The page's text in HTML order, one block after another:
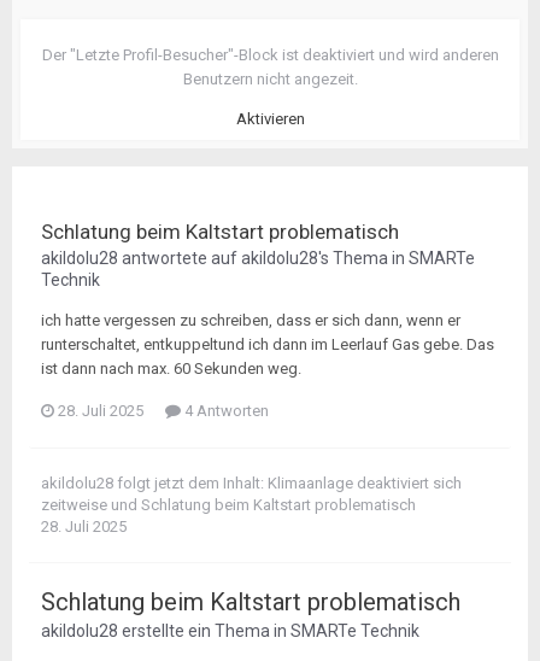
Der "Letzte Profil-Besucher"-Block ist deaktiviert und wird anderen
Benutzern nicht angezeit.
Aktivieren
Schlatung beim Kaltstart problematisch
akildolu28 antwortete aufakildolu28's Thema in SMARTe
Technik
ich hatte vergessen zu schreiben, dass er sich dann, wenn er
runterschaltet, entkuppeltund ich dann im Leerlauf Gas gebe. Das
ist dann nach max. 60 Sekunden weg.
28. Juli 2025 4 Antworten
akildolu28 folgt jetzt dem Inhalt: Klimaanlage deaktiviert sich
zeitweise und Schlatung beim Kaltstart problematisch
28. Juli 2025
Schlatung beim Kaltstart problematisch
akildolu28 erstellte ein Thema in SMARTe Technik